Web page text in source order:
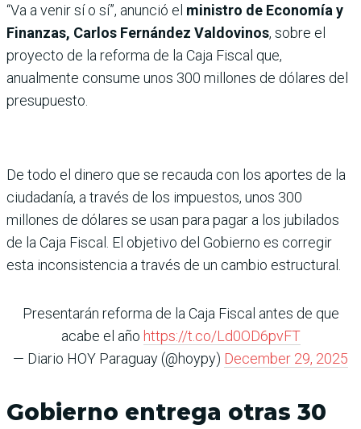
“Va a venir sí o sí”, anunció el ministro de Economía y
Finanzas, Carlos Fernández Valdovinos, sobre el
proyecto de la reforma de la Caja Fiscal que,
anualmente consume unos 300 millones de dólares del
presupuesto.
De todo el dinero que se recauda con los aportes de la
ciudadanía, a través de los impuestos, unos 300
millones de dólares se usan para pagar a los jubilados
de la Caja Fiscal. El objetivo del Gobierno es corregir
esta inconsistencia a través de un cambio estructural.
Presentarán reforma de la Caja Fiscal antes de que
acabe el año https://t.co/Ld0OD6pvFT
— Diario HOY Paraguay (@hoypy) December 29, 2025
Gobierno entrega otras 30